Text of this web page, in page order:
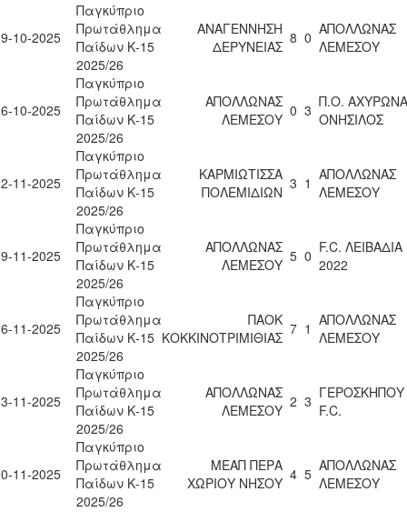
10-2025
Παγκύπριο
Πρωτάθλημα
Παίδων Κ-15
2025/26
ΑΝΑΓΕΝΝΗΣΗ
ΔΕΡΥΝΕΙΑΣ 8 0 ΑΠΟΛΛΩΝΑΣ
ΛΕΜΕΣΟΥ
10-2025
Παγκύπριο
Πρωτάθλημα
Παίδων Κ-15
2025/26
ΑΠΟΛΛΩΝΑΣ
ΛΕΜΕΣΟΥ 0 3 Π.Ο.
ΟΝΗΣΙΛΟΣ
11-2025
Παγκύπριο
Πρωτάθλημα
Παίδων Κ-15
2025/26
ΚΑΡΜΙΩΤΙΣΣΑ
ΠΟΛΕΜΙΔΙΩΝ 3 1 ΑΠΟΛΛΩΝΑΣ
ΛΕΜΕΣΟΥ
11-2025
Παγκύπριο
Πρωτάθλημα
Παίδων Κ-15
2025/26
ΑΠΟΛΛΩΝΑΣ
ΛΕΜΕΣΟΥ 5 0 F.C. ΛΕΙΒΑΔΙΑ
2022
11-2025
Παγκύπριο
Πρωτάθλημα
Παίδων Κ-15
2025/26
ΠΑΟΚ
ΚΟΚΚΙΝΟΤΡΙΜΙΘΙΑΣ 7 1 ΑΠΟΛΛΩΝΑΣ
ΛΕΜΕΣΟΥ
11-2025
Παγκύπριο
Πρωτάθλημα
Παίδων Κ-15
2025/26
ΑΠΟΛΛΩΝΑΣ
ΛΕΜΕΣΟΥ 2 3 ΓΕΡΟΣΚΗΠΟΥ
F.C.
11-2025
Παγκύπριο
Πρωτάθλημα
Παίδων Κ-15
2025/26
ΜΕΑΠ ΠΕΡΑ
ΧΩΡΙΟΥ ΝΗΣΟΥ 4 5 ΑΠΟΛΛΩΝΑΣ
ΛΕΜΕΣΟΥ